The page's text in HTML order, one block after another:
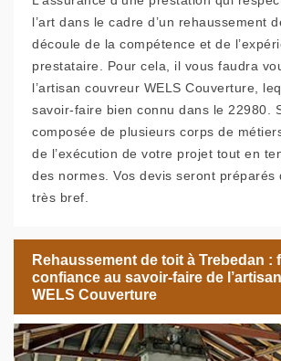
l’art dans le cadre d’un rehaussement
découle de la compétence et de
prestataire. Pour cela, il vous faudra
l’artisan couvreur WELS Couverture,
savoir-faire bien connu dans le 22980.
composée de plusieurs corps de
de l’exécution de votre projet tout en
des normes. Vos devis seront préparés
très bref.
Rehaussement de toit à Trebedan :
confiance au savoir-faire de
WELS Couverture